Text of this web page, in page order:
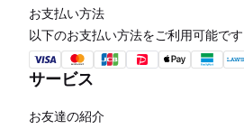
お支払い方法
以下のお支払い方法をご利用可能です
サービス
お友達の紹介